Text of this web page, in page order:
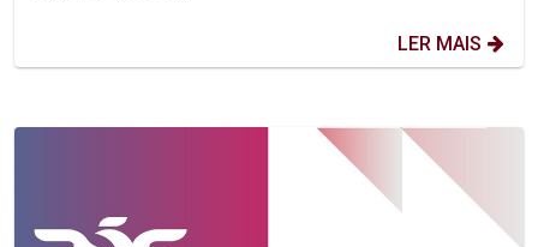
LER MAIS